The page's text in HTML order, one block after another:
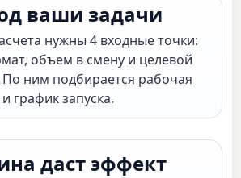
ваши задачи
нужны 4 входные точки:
объем в смену и целевой
По ним подбирается рабочая
график запуска.
даст эффект